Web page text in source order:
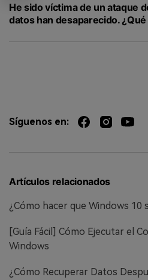
He sido víctima de un ataque
datos han desaparecido.
Síguenos en:
Artículos relacionados
¿Cómo hacer que Windows
[Guía Fácil] Cómo Ejecutar el
Windows
¿Cómo Recuperar Datos